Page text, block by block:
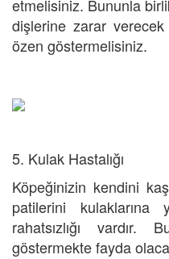
etmelisiniz. Bununla
dişlerine zarar
özen göstermelisiniz.
5. Kulak Hastalığı
Köpeğinizin kendini
patilerini kulaklarına
rahatsızlığı
göstermekte fayda